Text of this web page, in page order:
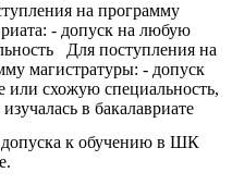
на программу
- допуск на любую
Для поступления на
магистратуры: - допуск
или схожую специальность,
изучалась в бакалавриате
допуска к обучению в ШК